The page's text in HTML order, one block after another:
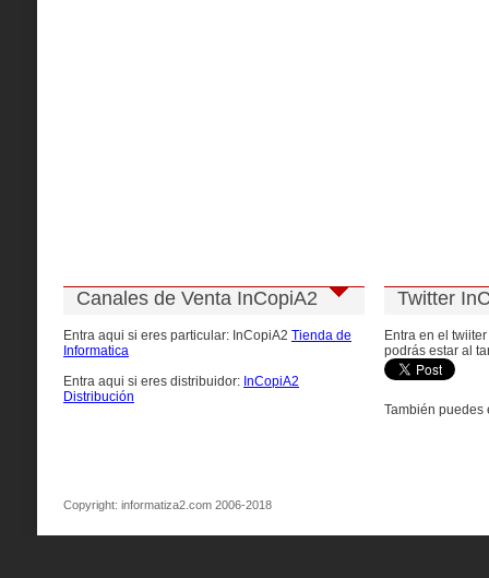
Canales de Venta InCopiA2
Entra aqui si eres particular: InCopiA2 Tienda de
Informatica
Entra aqui si eres distribuidor: InCopiA2
Distribución
Twitter
Entra en el
podrás estar al
También puedes
Copyright: informatiza2.com 2006-2018